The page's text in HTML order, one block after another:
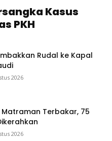
Kasus
PKH
Rudal ke Kapal
2026
Matraman Terbakar, 75
2026